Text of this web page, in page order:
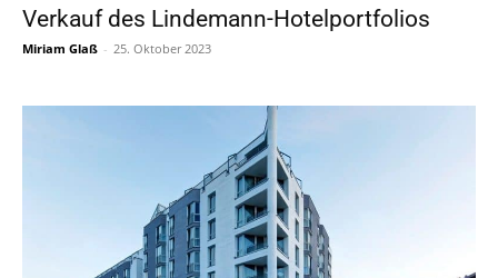
Verkauf des Lindemann-Hotelportfolios
Miriam Glaß - 25. Oktober 2023